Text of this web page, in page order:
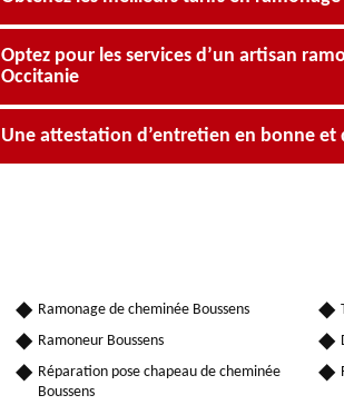
Optez pour les services d’un artisan
Occitanie
Une attestation d’entretien en bonne
Ramonage de cheminée Boussens
Ramoneur Boussens
Réparation pose chapeau de cheminée
Boussens